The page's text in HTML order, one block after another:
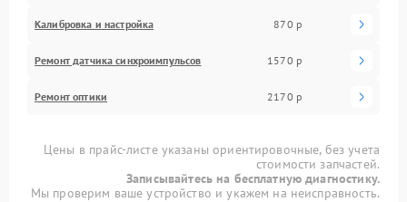
Калибровка и настройка 870 р
Ремонт датчика синхроимпульсов 1570 р
Ремонт оптики 2170 р
Цены в прайс-листе указаны ориентировочные, без учета
стоимости запчастей.
Записывайтесь на бесплатную диагностику.
Мы проверим ваше устройство и укажем на неисправность.